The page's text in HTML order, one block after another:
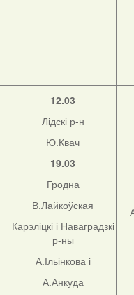
12.03
Лідскі р-н
Ю.Квач
19.03
Гродна
В.Лайкоўская
Карэліцкі і Наваградзкі
р-ны
А.Ільінкова і
А.Анкуда